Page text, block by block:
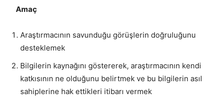
Amaç
Araştırmacının savunduğu görüşlerin doğruluğunu
desteklemek
Bilgilerin kaynağını göstererek, araştırmacının kendi
katkısının ne olduğunu belirtmek ve bu bilgilerin asıl
sahiplerine hak ettikleri itibarı vermek